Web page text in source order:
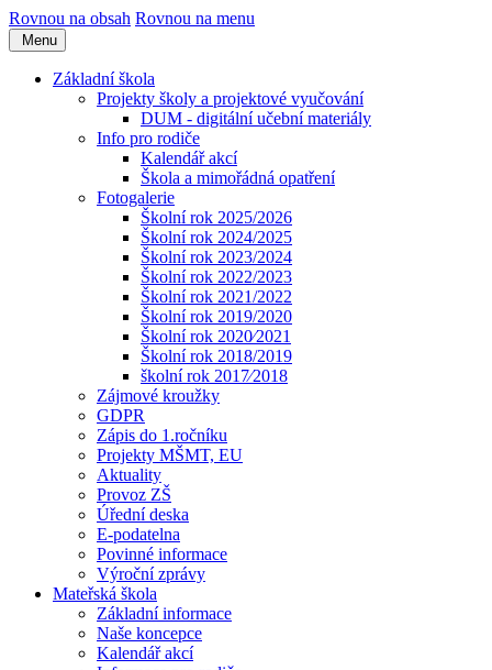
Rovnou na obsah Rovnou na menu
Menu
Základní škola
Projekty školy a projektové vyučování
DUM - digitální učební materiály
Info pro rodiče
Kalendář akcí
Škola a mimořádná opatření
Fotogalerie
Školní rok 2025/2026
Školní rok 2024/2025
Školní rok 2023/2024
Školní rok 2022/2023
Školní rok 2021/2022
Školní rok 2019/2020
Školní rok 2020⁄2021
Školní rok 2018/2019
školní rok 2017⁄2018
Zájmové kroužky
GDPR
Zápis do 1.ročníku
Projekty MŠMT, EU
Aktuality
Provoz ZŠ
Úřední deska
E-podatelna
Povinné informace
Výroční zprávy
Mateřská škola
Základní informace
Naše koncepce
Kalendář akcí